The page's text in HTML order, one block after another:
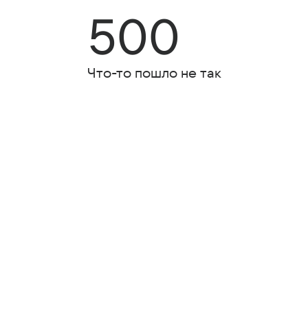
500
Что-то пошло не так